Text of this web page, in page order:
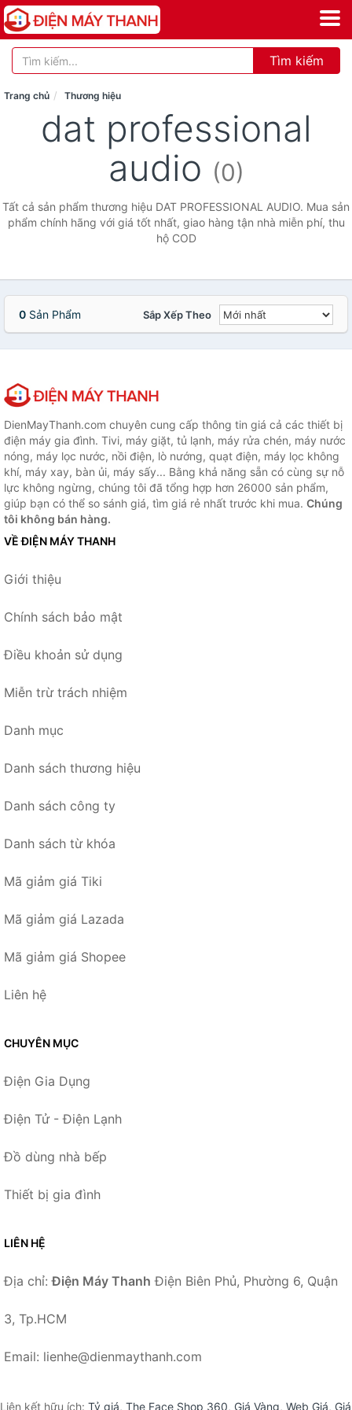
Tìm kiếm
Trang chủ Thương hiệu
dat professional
audio (0)
Tất cả sản phẩm thương hiệu DAT PROFESSIONAL AUDIO. Mua sản
phẩm chính hãng với giá tốt nhất, giao hàng tận nhà miễn phí, thu
hộ COD
0 Sản Phẩm Sắp Xếp Theo
DienMayThanh.com chuyên cung cấp thông tin giá cả các thiết bị
điện máy gia đình. Tivi, máy giặt, tủ lạnh, máy rửa chén, máy nước
nóng, máy lọc nước, nồi điện, lò nướng, quạt điện, máy lọc không
khí, máy xay, bàn ủi, máy sấy... Bằng khả năng sẵn có cùng sự nỗ
lực không ngừng, chúng tôi đã tổng hợp hơn 26000 sản phẩm,
giúp bạn có thể so sánh giá, tìm giá rẻ nhất trước khi mua. Chúng
tôi không bán hàng.
VỀ ĐIỆN MÁY THANH
Giới thiệu
Chính sách bảo mật
Điều khoản sử dụng
Miễn trừ trách nhiệm
Danh mục
Danh sách thương hiệu
Danh sách công ty
Danh sách từ khóa
Mã giảm giá Tiki
Mã giảm giá Lazada
Mã giảm giá Shopee
Liên hệ
CHUYÊN MỤC
Điện Gia Dụng
Điện Tử - Điện Lạnh
Đồ dùng nhà bếp
Thiết bị gia đình
LIÊN HỆ
Địa chỉ:Điện Máy Thanh Điện Biên Phủ, Phường 6, Quận
3, Tp.HCM
Email: lienhe@dienmaythanh.com
Liên kết hữu ích: Tỷ giá, The Face Shop 360, Giá Vàng, Web Giá, Giá